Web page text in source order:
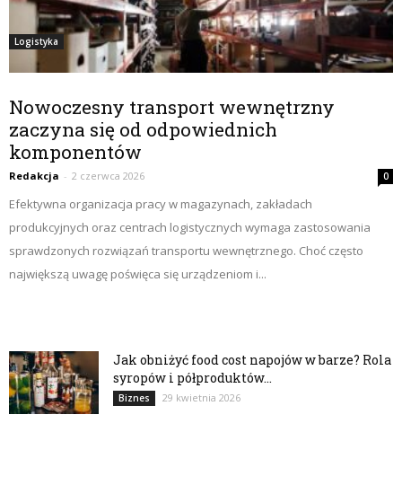
Logistyka
Nowoczesny transport wewnętrzny
zaczyna się od odpowiednich
komponentów
Redakcja - 2 czerwca 2026 0
Efektywna organizacja pracy w magazynach, zakładach
produkcyjnych oraz centrach logistycznych wymaga zastosowania
sprawdzonych rozwiązań transportu wewnętrznego. Choć często
największą uwagę poświęca się urządzeniom i...
Jak obniżyć food cost napojów w barze? Rola
syropów i półproduktów...
Biznes 29 kwietnia 2026